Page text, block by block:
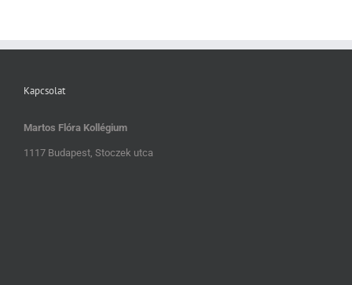
Kapcsolat
Martos Flóra Kollégium
1117 Budapest, Stoczek utca